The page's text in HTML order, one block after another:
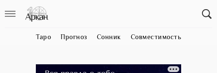
Таро Прогноз Сонник Совместимость